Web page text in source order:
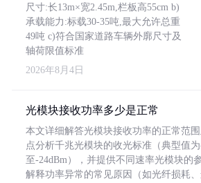
尺寸:长13m×宽2.45m,栏板高55cm b)
承载能力:标载30-35吨,最大允许总重
49吨 c)符合国家道路车辆外廓尺寸及
轴荷限值标准
2026年8月4日
光模块接收功率多少是正常
本文详细解答光模块接收功率的正常范
点分析千兆光模块的收光标准（典型值
至-24dBm），并提供不同速率光模块的
解释功率异常的常见原因（如光纤损耗